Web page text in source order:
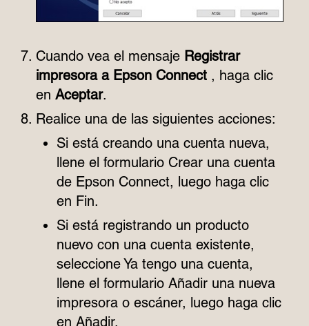
Cuando vea el mensaje Registrar
impresora a Epson Connect , haga clic
enAceptar.
Realice una de las siguientes acciones:
Si está creando una cuenta nueva,
llene el formulario Crear una cuenta
de Epson Connect, luego haga clic
en Fin.
Si está registrando un producto
nuevo con una cuenta existente,
seleccione Ya tengo una cuenta,
llene el formulario Añadir una nueva
impresora o escáner, luego haga clic
en Añadir.